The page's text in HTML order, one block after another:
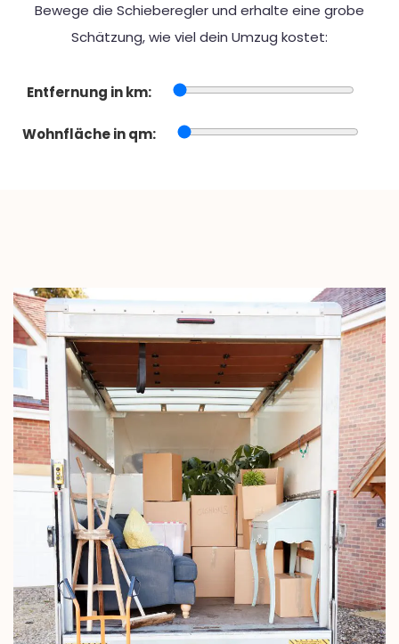
Bewege die Schieberegler und erhalte eine grobe
Schätzung, wie viel dein Umzug kostet:
Entfernung in km:
Wohnfläche in qm: